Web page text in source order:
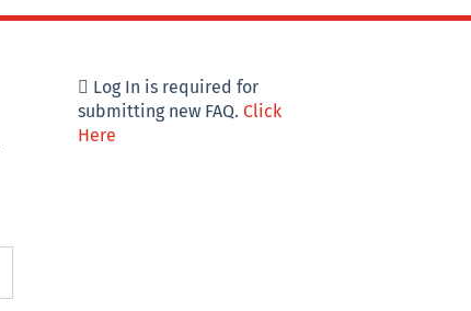
Log In is required for
submitting new FAQ. Click
Here